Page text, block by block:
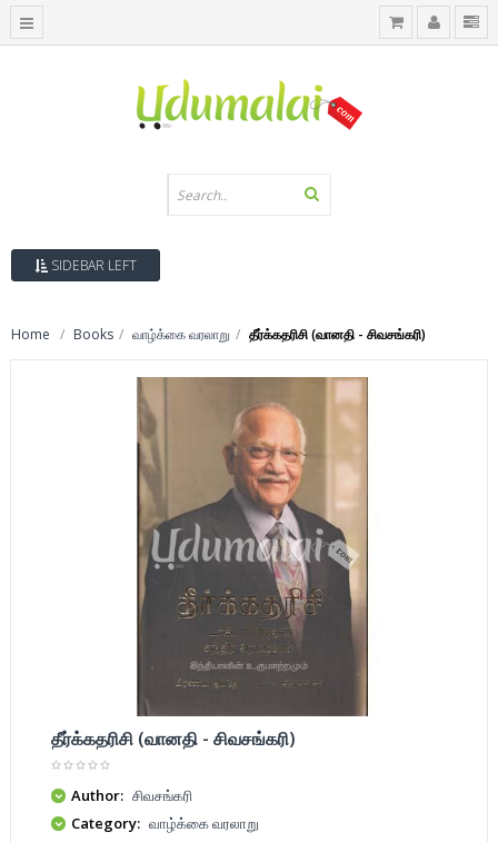
SIDEBAR LEFT
Home Books வாழ்க்கை வரலாறு தீர்க்கதரிசி (வானதி - சிவசங்கரி)
தீர்க்கதரிசி (வானதி - சிவசங்கரி)
Author: சிவசங்கரி
Category: வாழ்க்கை வரலாறு